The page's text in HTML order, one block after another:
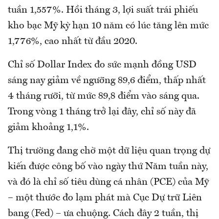
tuần 1,557%. Hồi tháng 3, lợi suất trái phiếu
kho bạc Mỹ kỳ hạn 10 năm có lúc tăng lên mức
1,776%, cao nhất từ đầu 2020.
Chỉ số Dollar Index đo sức mạnh đồng USD
sáng nay giảm về ngưỡng 89,6 điểm, thấp nhất
4 tháng rưỡi, từ mức 89,8 điểm vào sáng qua.
Trong vòng 1 tháng trở lại đây, chỉ số này đã
giảm khoảng 1,1%.
Thị trường đang chờ một dữ liệu quan trọng dự
kiến được công bố vào ngày thứ Năm tuần này,
và đó là chỉ số tiêu dùng cá nhân (PCE) của Mỹ
– một thước đo lạm phát mà Cục Dự trữ Liên
bang (Fed) – ưa chuộng. Cách đây 2 tuần, thị